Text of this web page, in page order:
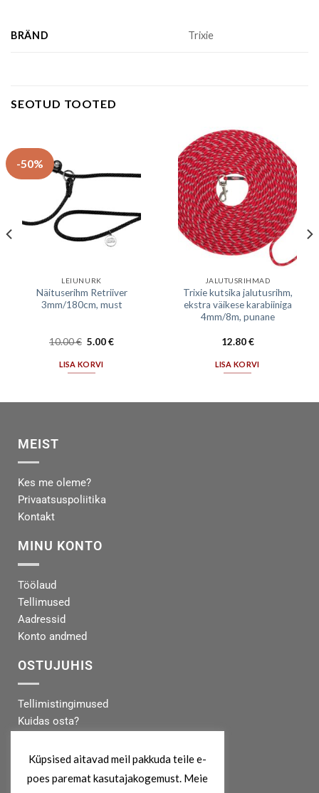
BRÄND Trixie
SEOTUD TOOTED
-50%
LEIUNURK
Näituserihm Retriiver
3mm/180cm, must
10.00€ 5.00€
LISA KORVI
JALUTUSRIHMAD
Trixie kutsika jalutusrihm,
ekstra väikese karabiiniga
4mm/8m, punane
12.80€
LISA KORVI
MEIST
Kes me oleme?
Privaatsuspoliitika
Kontakt
MINU KONTO
Töölaud
Tellimused
Aadressid
Konto andmed
OSTUJUHIS
Tellimistingimused
Kuidas osta?
Tarneinfo
MEIST
Küpsised aitavad meil pakkuda teile e-
poes paremat kasutajakogemust. Meie